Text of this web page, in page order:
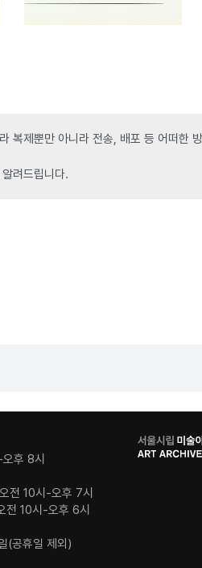
복제뿐만 아니라 전송, 배포 등 어떠한
려드립니다.
후 8시
전 10시-오후 7시
전 10시-오후 6시
(공휴일 제외)
로
고